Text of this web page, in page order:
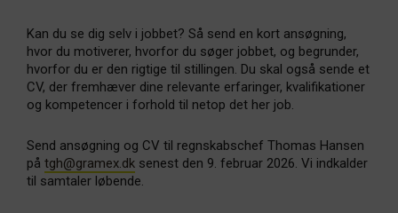
Kan du se dig selv i jobbet? Så send en kort ansøgning,
hvor du motiverer, hvorfor du søger jobbet, og begrunder,
hvorfor du er den rigtige til stillingen. Du skal også sende et
CV, der fremhæver dine relevante erfaringer, kvalifikationer
og kompetencer i forhold til netop det her job.
Send ansøgning og CV til regnskabschef Thomas Hansen
på tgh@gramex.dk senest den 9. februar 2026. Vi indkalder
til samtaler løbende.